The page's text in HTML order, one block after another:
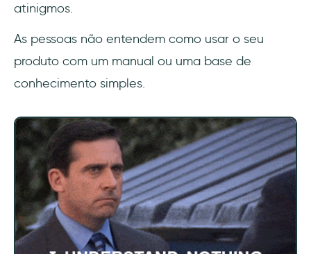
1- Sem código (mesmo!)
2- Muitos recursos para aprimorar o seu
Crie seus guias interativos hoje mesmo!
Boas práticas e dicas para guias do usuário
interativos
1- Conheça seu produto por dentro e por
fora
atinigmos.
As pessoas não entendem como usar o seu
produto com um manual ou uma base de
conhecimento simples.